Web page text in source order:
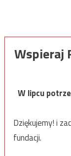
Wspieraj
W lipcu
Dziękujemy! i
fundacji.